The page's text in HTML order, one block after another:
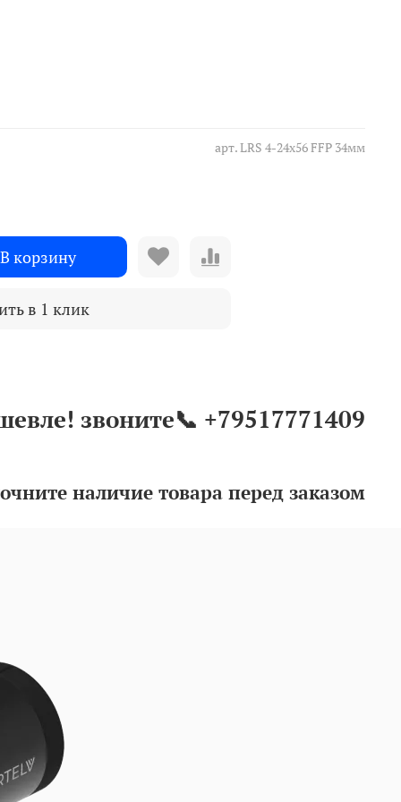
арт.LRS 4-24x56 FFP 34мм
В корзину
в 1 клик
звоните📞 +79517771409
наличие товара перед заказом